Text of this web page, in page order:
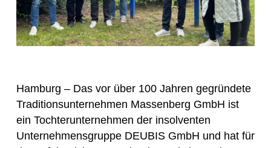
Hamburg – Das vor über 100 Jahren gegründete
Traditionsunternehmen Massenberg GmbH ist
ein Tochterunternehmen der insolventen
Unternehmensgruppe DEUBIS GmbH und hat für